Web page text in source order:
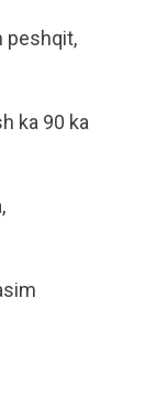
peshqit,
ka 90 ka